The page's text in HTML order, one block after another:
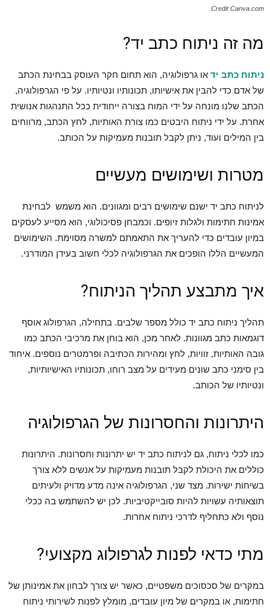
Credit Canva.com
מה זה ניתוח כתב יד?
ניתוח כתב יד או גרפולוגיה, הוא תחום חקר העוסק בבחינת הכתב
של אדם כדי להבין את אישיותו, תכונותיו ונטיותיו. על פי הגרפולוגיה,
הכתב שלנו מונחה על ידי המוח בצורה ייחודית ככל התנהגות אנושית
אחרת. על ידי ניתוח היבטים כמו צורת האותיות, לחץ הכתב, מרווחים
בין המילים ועוד, ניתן לקבל תובנות מעמיקות על הכותב.
מטרות ושימושים מעשיים
לניתוח כתב יד ישנם שימושים רבים ומגוונים. הוא משמש לבחינת
אמינות חתימות ולגלות זיופים. וכמבחן פסיכולוגי, הוא מסייע לעסקים
במיון עובדים כדי להעריך את התאמתם למשרה מסוימת. השימושים
המעשיים הללו הופכים את הגרפולוגיה לכלי חשוב בעידן המודרני.
איך מתבצע תהליך הניתוח?
תהליך ניתוח כתב יד כולל מספר שלבים. בתחילה, הגרפולוג אוסף
דוגמאות כתב מגוונות. לאחר מכן, הוא בוחן את מרכיבי הכתב כמו
גובה האותיות, זוויות, לחץ ומהירות הכתיבה ופרמטרים נוספים. איחוד
בין סימני כתב שונים מעידים על מצב רוחו, תכונותיו האישיותיות,
ונטיותיו של הכותב.
היתרונות והחסרונות של הגרפולוגיה
כמו לכלי ניתוח, גם לניתוח כתב יד יש יתרונות וחסרונות. היתרונות
כוללים את היכולת לקבל תובנות מעמיקות על אנשים ללא צורך
בשיחות ישירות. מצד שני, הגרפולוגיה אינה מדע מדויק ולעיתים
תוצאותיה עשויות להיות סובייקטיביות. לכן יש להשתמש בה ככלי
נוסף ולא כתחליף לדרכי ניתוח אחרות.
מתי כדאי לפנות לגרפולוג מקצועי?
במקרים של סכסוכים משפטיים, כאשר יש צורך לבחון את אמינותן של
חתימות, או במקרים של מיון עובדים, מומלץ לפנות לשירותי ניתוח